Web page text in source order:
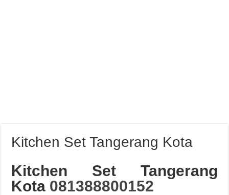
Kitchen Set Tangerang Kota
Kitchen Set Tangerang
Kota 081388800152